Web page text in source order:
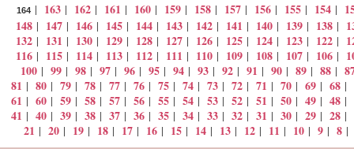
164 | 163 | 162 | 161 | 160 | 159 | 158 | 157 | 156 | 155 | 154 |
148 | 147 | 146 | 145 | 144 | 143 | 142 | 141 | 140 | 139 | 138 |
132 | 131 | 130 | 129 | 128 | 127 | 126 | 125 | 124 | 123 | 122 |
116 | 115 | 114 | 113 | 112 | 111 | 110 | 109 | 108 | 107 | 106 |
100 | 99 | 98 | 97 | 96 | 95 | 94 | 93 | 92 | 91 | 90 | 89 | 88 |
81 | 80 | 79 | 78 | 77 | 76 | 75 | 74 | 73 | 72 | 71 | 70 | 69 | 68 |
61 | 60 | 59 | 58 | 57 | 56 | 55 | 54 | 53 | 52 | 51 | 50 | 49 | 48 |
41 | 40 | 39 | 38 | 37 | 36 | 35 | 34 | 33 | 32 | 31 | 30 | 29 | 28 |
21 | 20 | 19 | 18 | 17 | 16 | 15 | 14 | 13 | 12 | 11 | 10 | 9 | 8